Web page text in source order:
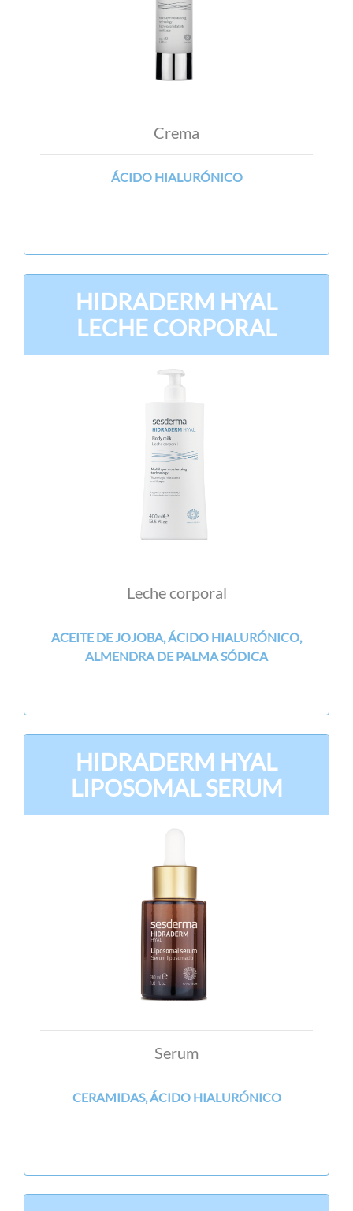
Crema
ÁCIDO HIALURÓNICO
HIDRADERM HYAL
LECHE CORPORAL
Leche corporal
ACEITE DE JOJOBA, ÁCIDO HIALURÓNICO,
ALMENDRA DE PALMA SÓDICA
HIDRADERM HYAL
LIPOSOMAL SERUM
Serum
CERAMIDAS, ÁCIDO HIALURÓNICO